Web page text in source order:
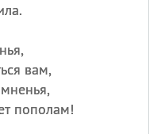
вам,
пополам!